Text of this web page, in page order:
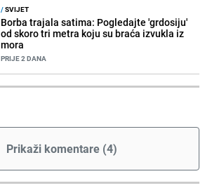
/SVIJET
Borba trajala satima: Pogledajte 'grdosiju'
od skoro tri metra koju su braća izvukla iz
mora
PRIJE 2 DANA
Prikaži komentare (4)